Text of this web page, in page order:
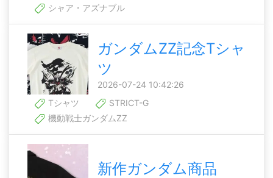
シャア・アズナブル
ガンダムZZ記念Tシャ
ツ
2026-07-24 10:42:26
Tシャツ
STRICT-G
機動戦士ガンダムZZ
新作ガンダム商品